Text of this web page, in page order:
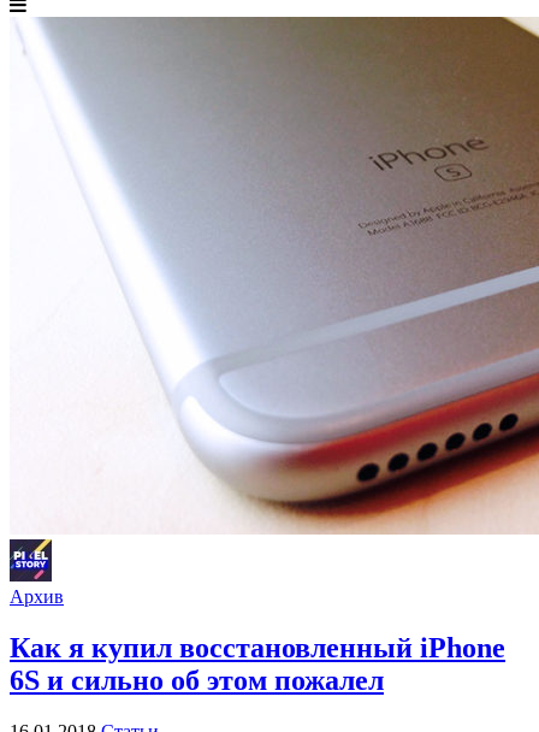
Архив
Как я купил восстановленный iPhone
6S и сильно об этом пожалел